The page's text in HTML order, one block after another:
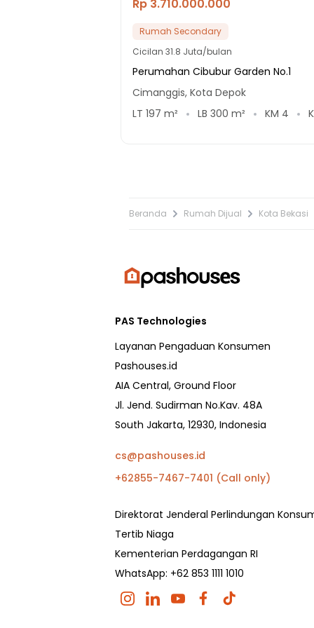
Rp 3.710.000.000
Rumah Secondary
Cicilan 31.8 Juta/bulan
Perumahan Cibubur Garden No.1
Cimanggis, Kota Depok
LT 197 m² LB 300 m² KM 4
Beranda Rumah Dijual Kota Bekasi
PAS Technologies
Layanan Pengaduan Konsumen
Pashouses.id
AIA Central, Ground Floor
Jl. Jend. Sudirman No.Kav. 48A
South Jakarta, 12930, Indonesia
cs@pashouses.id
+62855-7467-7401 (Call only)
Direktorat Jenderal Perlindungan
Tertib Niaga
Kementerian Perdagangan RI
WhatsApp: +62 853 1111 1010